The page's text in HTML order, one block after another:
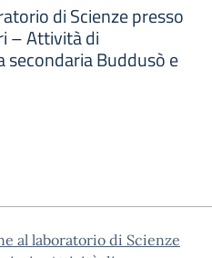
di Scienze presso
– Attività di
Buddusò e
al laboratorio di Scienze